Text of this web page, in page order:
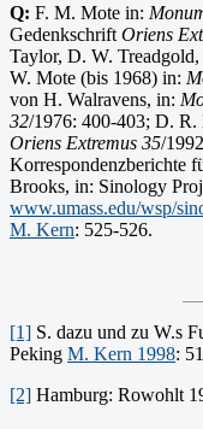
Q: F. M. Mote in:
Gedenkschrift Oriens
Taylor, D. W.
W. Mote (bis 1968) in:
von H. Walravens, in:
32/1976: 400-403; D. R.
Oriens Extremus 35/
Korrespondenzberichte
Brooks, in: Sinology
www.umass.edu/wsp/
M. Kern: 525-526.
[1] S. dazu und zu W.s
Peking M. Kern 1998:
[2] Hamburg: Rowohlt